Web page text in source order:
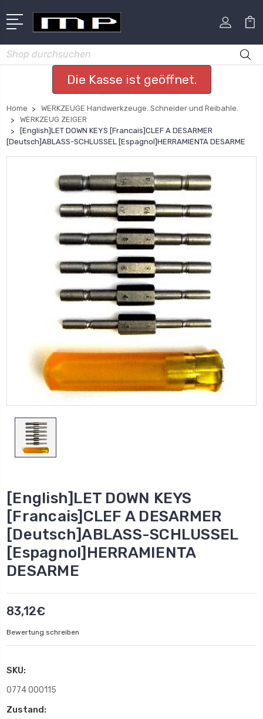
Suchen
Die Kasse ist geöffnet.
Home
WERKZEUGE Handwerkzeuge. Schneider und Reibahle.
WERKZEUG ZEIGER
[English]LET DOWN KEYS [Francais]CLEF A DESARMER
[Deutsch]ABLASS-SCHLUSSEL [Espagnol]HERRAMIENTA DESARME
[English]LET DOWN KEYS
[Francais]CLEF A DESARMER
[Deutsch]ABLASS-SCHLUSSEL
[Espagnol]HERRAMIENTA
DESARME
83,12€
Bewertung schreiben
SKU:
0774 000115
Zustand: